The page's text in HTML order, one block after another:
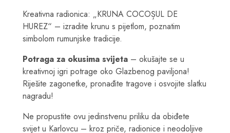
Kreativna radionica: „KRUNA COCOȘUL DE
HUREZ“ – izradite krunu s pijetlom, poznatim
simbolom rumunjske tradicije.
Potraga za okusima svijeta– okušajte se u
kreativnoj igri potrage oko Glazbenog paviljona!
Riješite zagonetke, pronađite tragove i osvojite slatku
nagradu!
Ne propustite ovu jedinstvenu priliku da obiđete
svijet u Karlovcu – kroz priče, radionice i neodoljive